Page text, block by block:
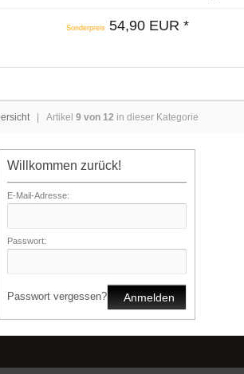
Sonderpreis54,90 EUR *
| Artikel 9 von 12 in dieser Kategorie
Willkommen zurück!
E-Mail-Adresse:
Passwort:
Passwort vergessen? Anmelden